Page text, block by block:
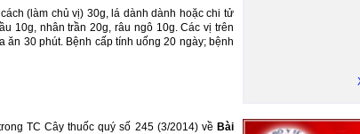
(làm chủ vị) 30g, lá dành dành hoặc chi tử
10g, nhân trần 20g, râu ngô 10g. Các vị trên
30 phút. Bệnh cấp tính uống 20 ngày; bệnh
TC Cây thuốc quý số 245 (3/2014) về Bài